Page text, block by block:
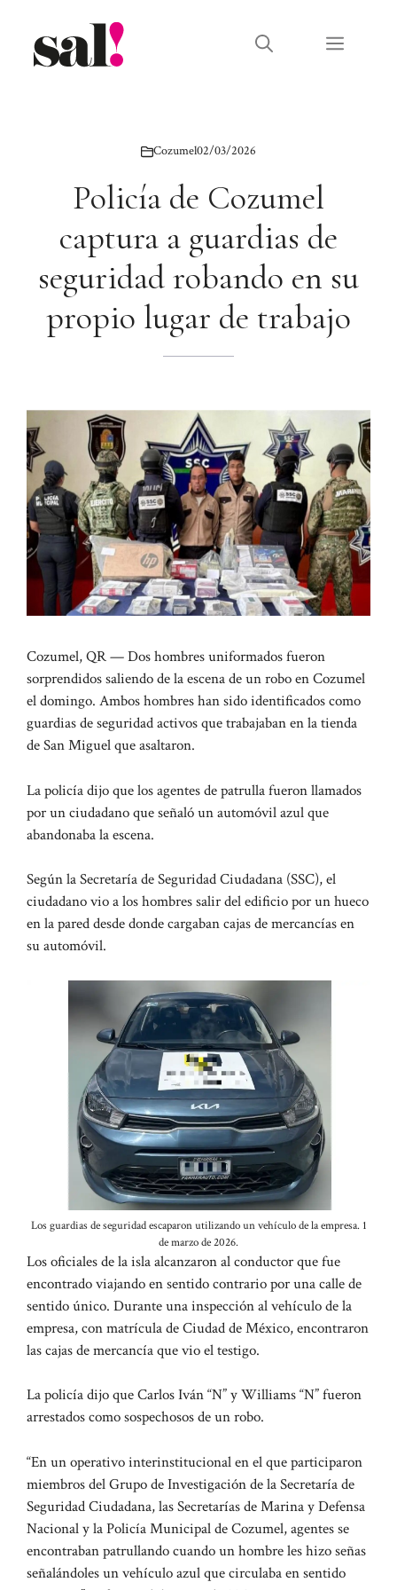
contenido
Menú
Cozumel02/03/2026
Policía de Cozumel
captura a guardias de
seguridad robando en su
propio lugar de trabajo
Cozumel, QR — Dos hombres uniformados fueron
sorprendidos saliendo de la escena de un robo en Cozumel
el domingo. Ambos hombres han sido identificados como
guardias de seguridad activos que trabajaban en la tienda
de San Miguel que asaltaron.
La policía dijo que los agentes de patrulla fueron llamados
por un ciudadano que señaló un automóvil azul que
abandonaba la escena.
Según la Secretaría de Seguridad Ciudadana (SSC), el
ciudadano vio a los hombres salir del edificio por un hueco
en la pared desde donde cargaban cajas de mercancías en
su automóvil.
Los guardias de seguridad escaparon utilizando un vehículo de la empresa. 1
de marzo de 2026.
Los oficiales de la isla alcanzaron al conductor que fue
encontrado viajando en sentido contrario por una calle de
sentido único. Durante una inspección al vehículo de la
empresa, con matrícula de Ciudad de México, encontraron
las cajas de mercancía que vio el testigo.
La policía dijo que Carlos Iván “N” y Williams “N” fueron
arrestados como sospechosos de un robo.
“En un operativo interinstitucional en el que participaron
miembros del Grupo de Investigación de la Secretaría de
Seguridad Ciudadana, las Secretarías de Marina y Defensa
Nacional y la Policía Municipal de Cozumel, agentes se
encontraban patrullando cuando un hombre les hizo señas
señalándoles un vehículo azul que circulaba en sentido